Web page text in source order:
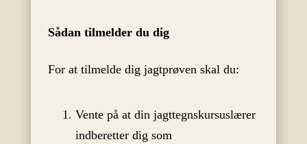
Sådan tilmelder du dig
For at tilmelde dig jagtprøven skal du:
Vente på at din jagttegnskursuslærer
indberetter dig som